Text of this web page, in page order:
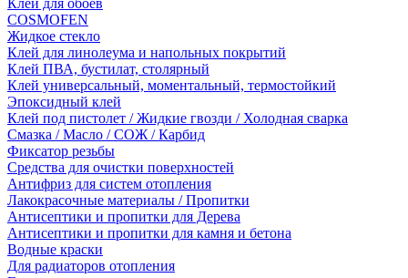
Клей для обоев
COSMOFEN
Жидкое стекло
Клей для линолеума и напольных покрытий
Клей ПВА, бустилат, столярный
Клей универсальный, моментальный, термостойкий
Эпоксидный клей
Клей под пистолет / Жидкие гвозди / Холодная сварка
Смазка / Масло / СОЖ / Карбид
Фиксатор резьбы
Средства для очистки поверхностей
Антифриз для систем отопления
Лакокрасочные материалы / Пропитки
Антисептики и пропитки для Дерева
Антисептики и пропитки для камня и бетона
Водные краски
Для радиаторов отопления